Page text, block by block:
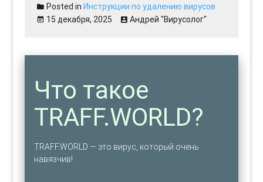
Posted inИнструкции по удалению вирусов
15 декабря, 2025
Андрей "Вирусолог"
Что такое
TRAFF.WORLD?
TRAFF.WORLD — это вирус, который очень
навязчив!